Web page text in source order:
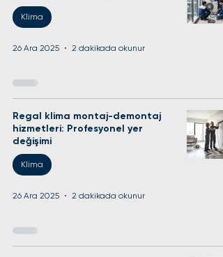
Klima
26 Ara 2025 2 dakikada okunur
Regal klima montaj-demontaj
hizmetleri: Profesyonel yer
değişimi
Klima
26 Ara 2025 2 dakikada okunur